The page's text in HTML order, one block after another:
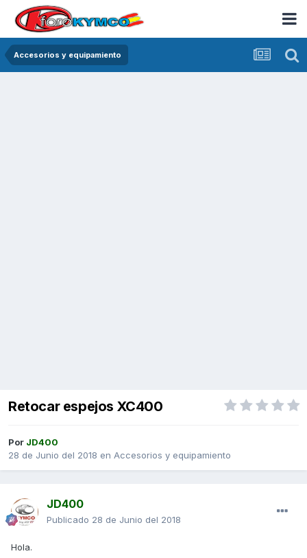
Accesorios y equipamiento
Retocar espejos XC400
Por JD400
28 de Junio del 2018 en Accesorios y equipamiento
JD400
Publicado 28 de Junio del 2018
Hola.